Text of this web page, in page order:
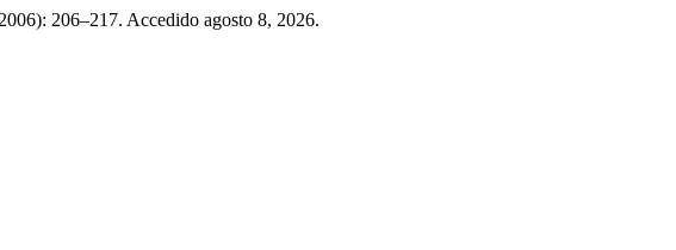
206–217. Accedido agosto 8, 2026.